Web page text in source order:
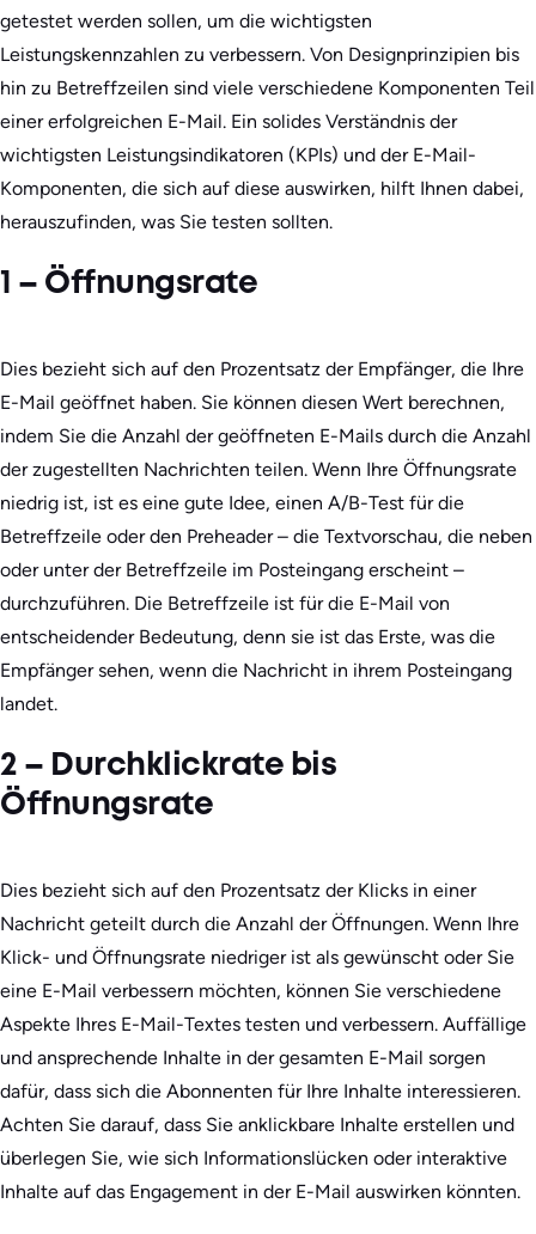
getestet werden sollen, um die wichtigsten
Leistungskennzahlen zu verbessern. Von Designprinzipien bis
hin zu Betreffzeilen sind viele verschiedene Komponenten Teil
einer erfolgreichen E-Mail. Ein solides Verständnis der
wichtigsten Leistungsindikatoren (KPIs) und der E-Mail-
Komponenten, die sich auf diese auswirken, hilft Ihnen dabei,
herauszufinden, was Sie testen sollten.
1 – Öffnungsrate
Dies bezieht sich auf den Prozentsatz der Empfänger, die Ihre
E-Mail geöffnet haben. Sie können diesen Wert berechnen,
indem Sie die Anzahl der geöffneten E-Mails durch die Anzahl
der zugestellten Nachrichten teilen. Wenn Ihre Öffnungsrate
niedrig ist, ist es eine gute Idee, einen A/B-Test für die
Betreffzeile oder den Preheader – die Textvorschau, die neben
oder unter der Betreffzeile im Posteingang erscheint –
durchzuführen. Die Betreffzeile ist für die E-Mail von
entscheidender Bedeutung, denn sie ist das Erste, was die
Empfänger sehen, wenn die Nachricht in ihrem Posteingang
landet.
2 – Durchklickrate bis
Öffnungsrate
Dies bezieht sich auf den Prozentsatz der Klicks in einer
Nachricht geteilt durch die Anzahl der Öffnungen. Wenn Ihre
Klick- und Öffnungsrate niedriger ist als gewünscht oder Sie
eine E-Mail verbessern möchten, können Sie verschiedene
Aspekte Ihres E-Mail-Textes testen und verbessern. Auffällige
und ansprechende Inhalte in der gesamten E-Mail sorgen
dafür, dass sich die Abonnenten für Ihre Inhalte interessieren.
Achten Sie darauf, dass Sie anklickbare Inhalte erstellen und
überlegen Sie, wie sich Informationslücken oder interaktive
Inhalte auf das Engagement in der E-Mail auswirken könnten.